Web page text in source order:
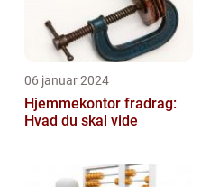
06 januar 2024
Hjemmekontor fradrag:
Hvad du skal vide